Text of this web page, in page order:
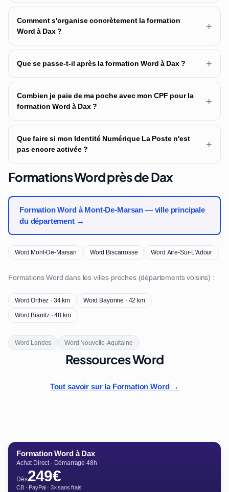
Comment s'organise concrètement la formation
Word à Dax ?
+
Que se passe-t-il après la formation Word à Dax ? +
Combien je paie de ma poche avec mon CPF pour la
formation Word à Dax ?
+
Que faire si mon Identité Numérique La Poste n'est
pas encore activée ?
+
Formations Word près de Dax
Formation Word à Mont-De-Marsan — ville principale
du département →
Word Mont-De-Marsan Word Biscarrosse Word Aire-Sur-L'Adour
Formations Word dans les villes proches (départements voisins) :
Word Orthez · 34 km
Word Bayonne · 42 km
Word Biarritz · 48 km
Word Landes Word Nouvelle-Aquitaine
Ressources Word
Tout savoir sur la Formation Word →
Formation Word à Dax
Achat Direct · Démarrage 48h
Dès249€
CB · PayPal · 3× sans frais